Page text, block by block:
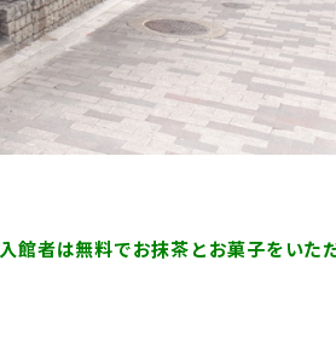
入館者は無料でお抹茶とお菓子をいた